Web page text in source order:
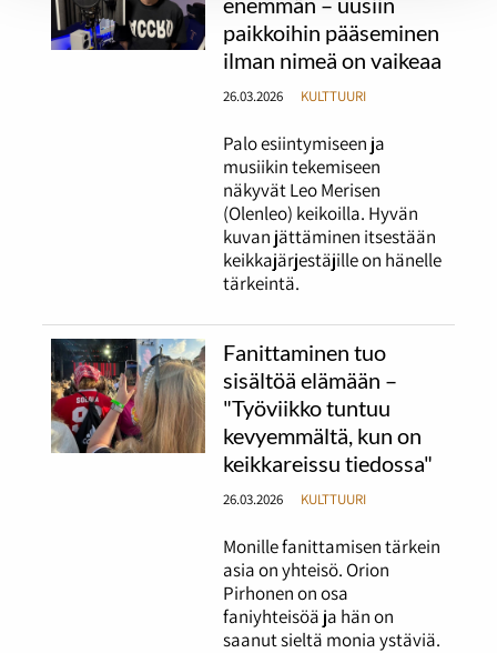
paikkoihin pääseminen
ilman nimeä on vaikeaa
26.03.2026 KULTTUURI
Palo esiintymiseen ja
musiikin tekemiseen
näkyvät Leo Merisen
(Olenleo) keikoilla. Hyvän
kuvan jättäminen itsestään
keikkajärjestäjille on hänelle
tärkeintä.
Fanittaminen tuo
sisältöä elämään –
"Työviikko tuntuu
kevyemmältä, kun on
keikkareissu tiedossa"
26.03.2026 KULTTUURI
Monille fanittamisen tärkein
asia on yhteisö. Orion
Pirhonen on osa
faniyhteisöä ja hän on
saanut sieltä monia ystäviä.